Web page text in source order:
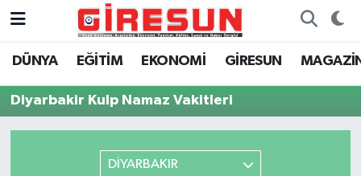
DÜNYA EĞİTİM EKONOMİ GİRESUN
Diyarbakir Kulp Namaz Vakitleri
DİYARBAKIR
Hava Durumu
Trafik Durumu